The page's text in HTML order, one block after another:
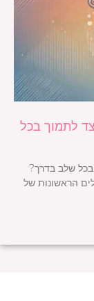
לתמוך בכל
שלב בדרך?
הראשונות של